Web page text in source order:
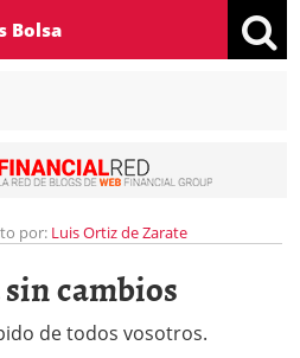
Bolsa
por: Luis Ortiz de Zarate
cambios
de todos vosotros.